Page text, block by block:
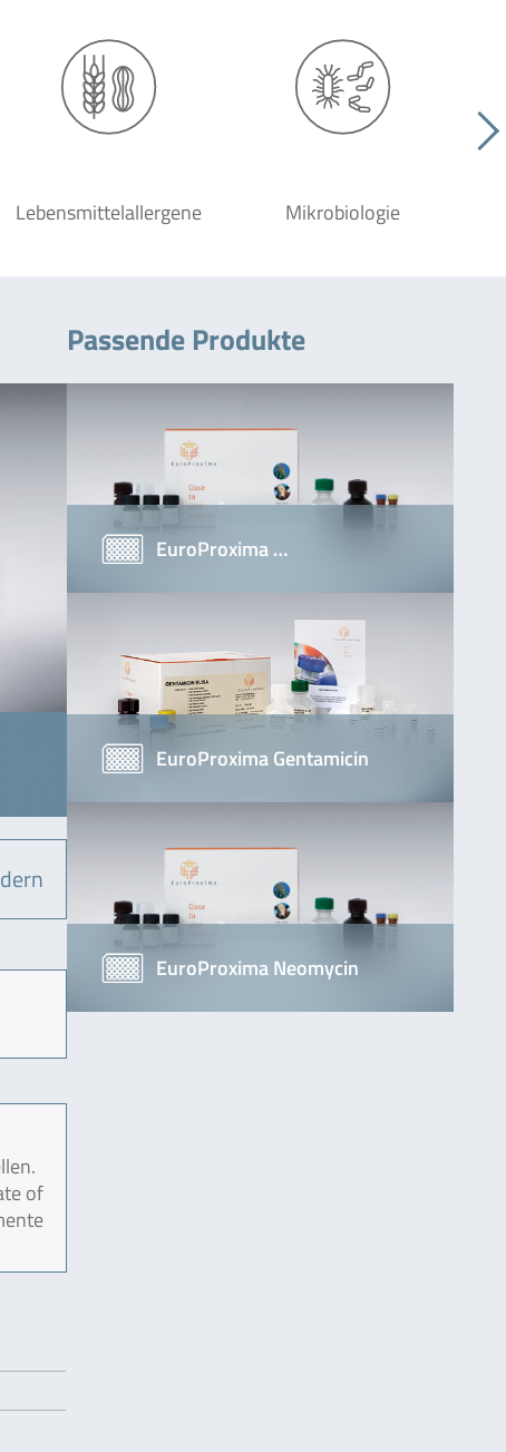
Lebensmittelallergene Mikrobiologie
of
Passende Produkte
EuroProxima …
EuroProxima Gentamicin
EuroProxima Neomycin